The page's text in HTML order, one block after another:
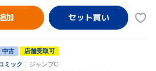
加
中古
店舗受取可
ミック
ジャンプC